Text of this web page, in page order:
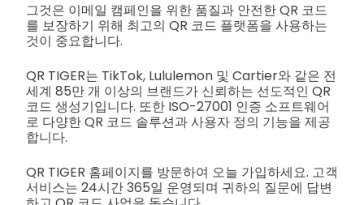
그것은 이메일 캠페인을 위한 품질과 안전한 QR 코드
를 보장하기 위해 최고의 QR 코드 플랫폼을 사용하는
것이 중요합니다.
QR TIGER는 TikTok, Lululemon 및 Cartier와 같은 전
세계 85만 개 이상의 브랜드가 신뢰하는 선도적인 QR
코드 생성기입니다. 또한 ISO-27001 인증 소프트웨어
로 다양한 QR 코드 솔루션과 사용자 정의 기능을 제공
합니다.
QR TIGER 홈페이지를 방문하여 오늘 가입하세요. 고객
서비스는 24시간 365일 운영되며 귀하의 질문에 답변